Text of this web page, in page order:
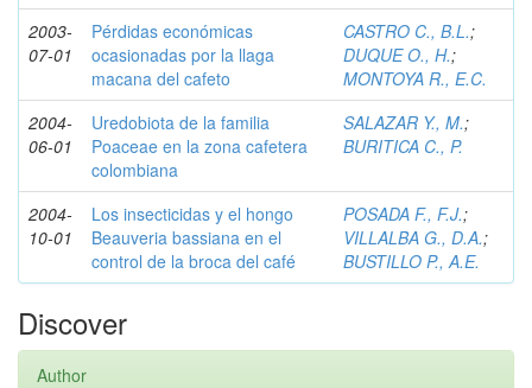
2003-
07-01
Pérdidas económicas
ocasionadas por la llaga
macana del cafeto
CASTRO C., B.L.;
DUQUE O., H.;
MONTOYA R., E.C.
2004-
06-01
Uredobiota de la familia
Poaceae en la zona cafetera
colombiana
SALAZAR Y., M.;
BURITICA C., P.
2004-
10-01
Los insecticidas y el hongo
Beauveria bassiana en el
control de la broca del café
POSADA F., F.J.;
VILLALBA G., D.A.;
BUSTILLO P., A.E.
Discover
Author